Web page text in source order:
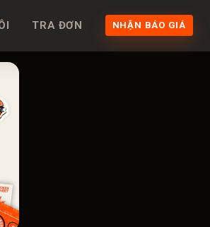
TRA ĐƠN NHẬN BÁO GIÁ